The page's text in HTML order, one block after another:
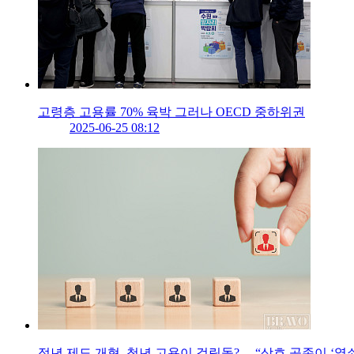
고령층 고용률 70% 육박 그러나 OECD 중하위권
2025-06-25 08:12